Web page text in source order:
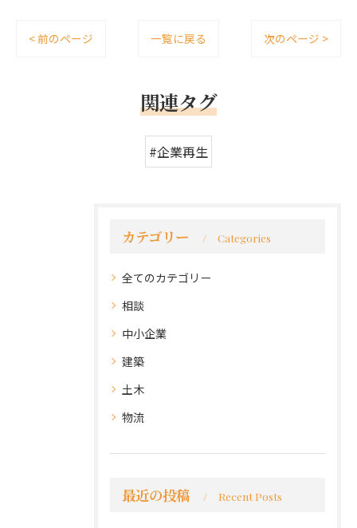
< 前のページ 一覧に戻る 次のページ >
関連タグ
#企業再生
カテゴリー Categories
全てのカテゴリー
相談
中小企業
建築
土木
物流
最近の投稿 Recent Posts